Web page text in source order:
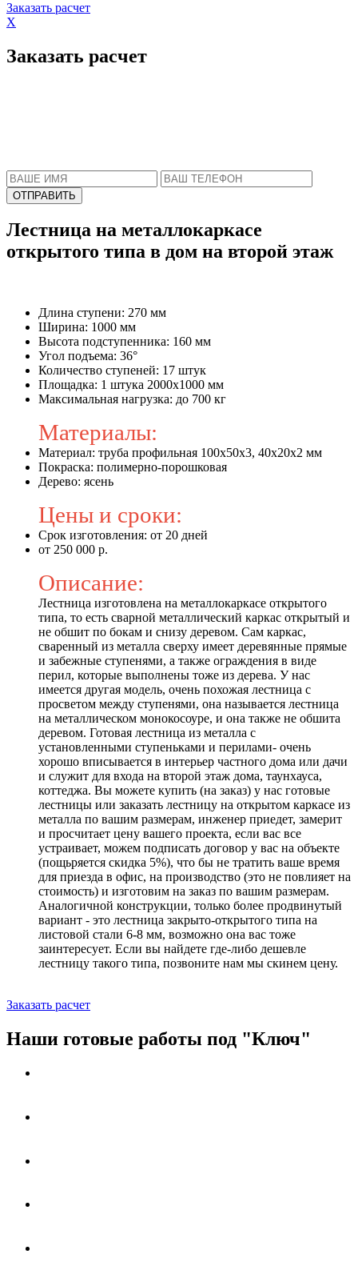
Заказать расчет
X
Заказать расчет
Лестница на металлокаркасе
открытого типа в дом на второй этаж
Длина ступени: 270 мм
Ширина: 1000 мм
Высота подступенника: 160 мм
Угол подъема: 36°
Количество ступеней: 17 штук
Площадка: 1 штука 2000х1000 мм
Максимальная нагрузка: до 700 кг
Материалы:
Материал: труба профильная 100х50x3, 40x20x2 мм
Покраска: полимерно-порошковая
Дерево: ясень
Цены и сроки:
Срок изготовления: от 20 дней
от 250 000 р.
Описание:
Лестница изготовлена на металлокаркасе открытого
типа, то есть сварной металлический каркас открытый и
не обшит по бокам и снизу деревом. Сам каркас,
сваренный из металла сверху имеет деревянные прямые
и забежные ступенями, а также ограждения в виде
перил, которые выполнены тоже из дерева. У нас
имеется другая модель, очень похожая лестница с
просветом между ступенями, она называется лестница
на металлическом монокосоуре, и она также не обшита
деревом. Готовая лестница из металла с
установленными ступеньками и перилами- очень
хорошо вписывается в интерьер частного дома или дачи
и служит для входа на второй этаж дома, таунхауса,
коттеджа. Вы можете купить (на заказ) у нас готовые
лестницы или заказать лестницу на открытом каркасе из
металла по вашим размерам, инженер приедет, замерит
и просчитает цену вашего проекта, если вас все
устраивает, можем подписать договор у вас на объекте
(пощьряется скидка 5%), что бы не тратить ваше время
для приезда в офис, на производство (это не повлияет на
стоимость) и изготовим на заказ по вашим размерам.
Аналогичной конструкции, только более продвинутый
вариант - это лестница закрыто-открытого типа на
листовой стали 6-8 мм, возможно она вас тоже
заинтересует. Если вы найдете где-либо дешевле
лестницу такого типа, позвоните нам мы скинем цену.
Заказать расчет
Наши готовые работы под "Ключ"